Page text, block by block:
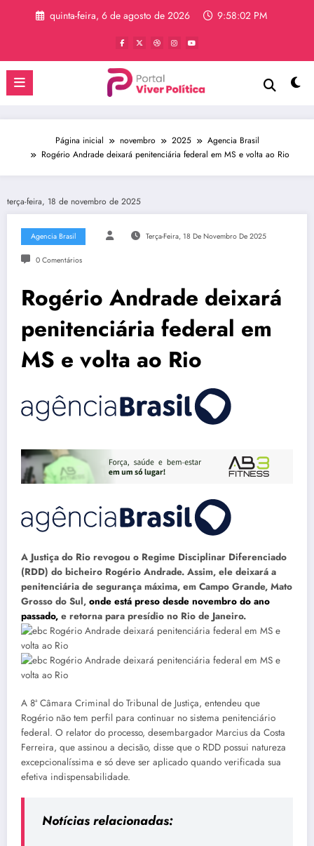
quinta-feira, 6 de agosto de 2026 9:58:02 PM
Página inicial novembro 2025
Agencia Brasil
Rogério Andrade deixará penitenciária federal em MS e volta ao Rio
terça-feira, 18 de novembro de 2025
Agencia Brasil Terça-Feira, 18 De Novembro De 2025
0 Comentários
Rogério Andrade deixará
penitenciária federal em
MS e volta ao Rio
A Justiça do Rio revogou o Regime Disciplinar Diferenciado
(RDD) do bicheiro Rogério Andrade. Assim, ele deixará a
penitenciária de segurança máxima, em Campo Grande, Mato
Grosso do Sul, onde está preso desde novembro do ano
passado, e retorna para presídio no Rio de Janeiro.
A 8ª Câmara Criminal do Tribunal de Justiça, entendeu que
Rogério não tem perfil para continuar no sistema penitenciário
federal. O relator do processo, desembargador Marcius da Costa
Ferreira, que assinou a decisão, disse que o RDD possui natureza
excepcionalíssima e só deve ser aplicado quando verificada sua
efetiva indispensabilidade.
Notícias relacionadas: